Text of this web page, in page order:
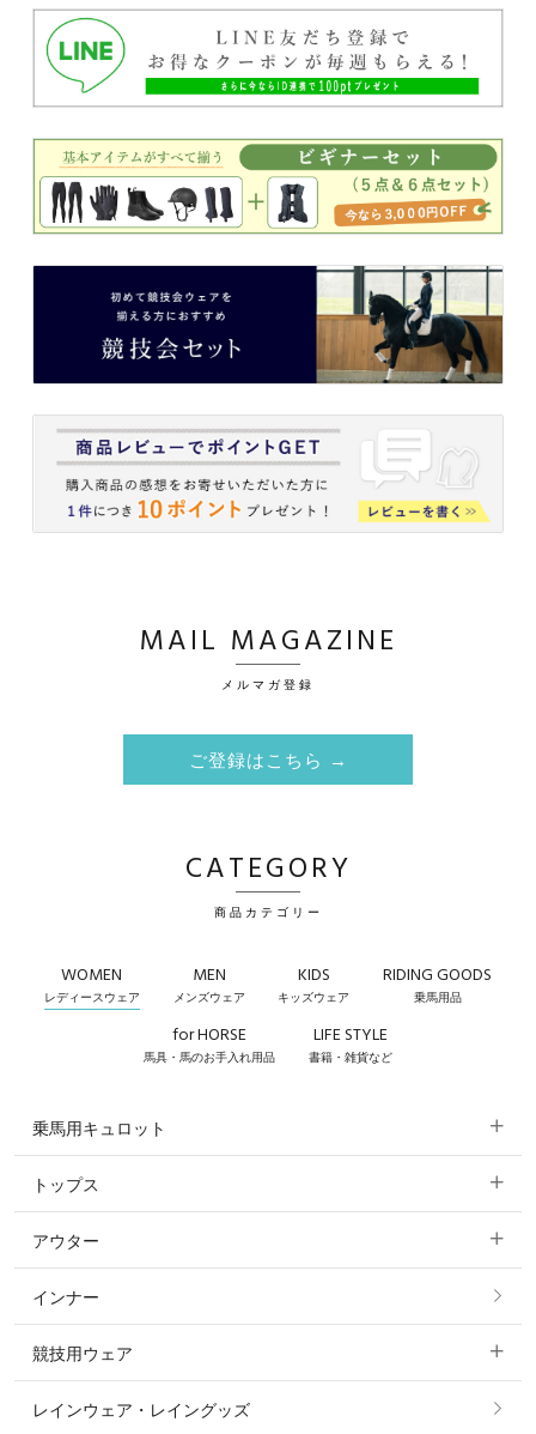
MAIL MAGAZINE
メルマガ登録
ご登録はこちら →
CATEGORY
商品カテゴリー
WOMEN
レディースウェア
MEN
メンズウェア
KIDS
キッズウェア
RIDING GOODS
乗馬用品
for HORSE
馬具・馬のお手入れ用品
LIFE STYLE
書籍・雑貨など
乗馬用キュロット
すべてのキュロット
フルグリップ・尻革 キュロット
ニーグリップ・膝革 キュロット
トップス
すべてのトップス
ポロシャツ
カットソー・Tシャツ・タンクトップ
アウター
すべてのアウター
コート
ジャケット・ブルゾン
インナー
競技用ウェア
すべての競技用ウェア
レインウェア・レイングッズ